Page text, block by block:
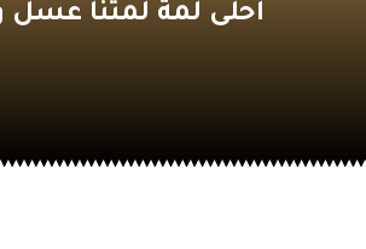
أحلى لمة لمتنا عسل